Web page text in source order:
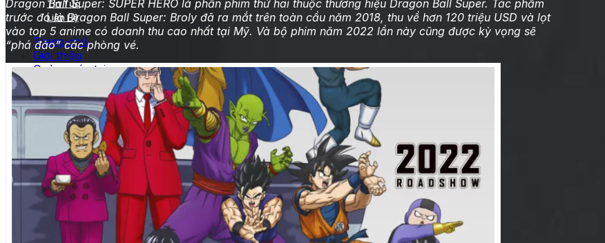
Tin Tức
Liên Hệ
Trang chủ
Giới thiệu
Quảng cáo tại rạp
TVC chiếu trong phòng chiếu
Chiếu TVC trên hệ thống LCD của rạp
Quảng cáo ở sảnh chờ
Kích hoạt thương hiệu
Quảng cáo tại hành lang
Các hình thức quảng cáo tại rạp khác
Quảng cáo trong phim
Dự án
Khách hàng
Tin tức
Liên hệ
Dragon Ball Super: SUPER HERO là phần phim thứ hai thuộc thương hiệu Dragon Ball Super. Tác phẩm
trước đó là Dragon Ball Super: Broly đã ra mắt trên toàn cầu năm 2018, thu về hơn 120 triệu USD và lọt
vào top 5 anime có doanh thu cao nhất tại Mỹ. Và bộ phim năm 2022 lần này cũng được kỳ vọng sẽ
“phá đảo” các phòng vé.